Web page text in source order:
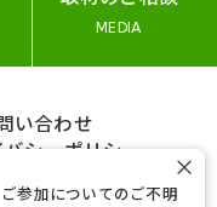
MEDIA
い合わせ
シーポリシー
ご参加についてのご不明
×